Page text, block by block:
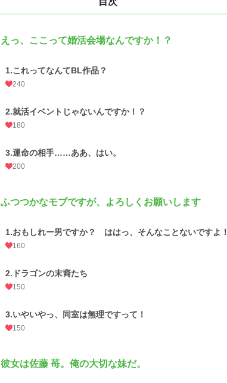
えっ、ここって婚活会場なんですか！？
1.これってなんてBL作品？
240
2.就活イベントじゃないんですか！？
180
3.運命の相手……ああ、はい。
200
ふつつかなモブですが、よろしくお願いします
1.おもしれー男ですか？ ははっ、そんなことないですよ！
160
2.ドラゴンの末裔たち
150
3.いやいやっ、同室は無理ですって！
150
彼女は佐藤 苺。俺の大切な妹だ。